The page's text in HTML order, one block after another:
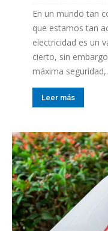
En un mundo tan
que estamos tan
electricidad es un
cierto, sin
máxima
Leer más